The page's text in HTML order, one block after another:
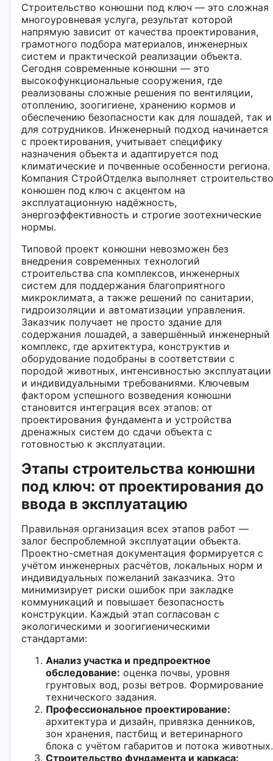
Строительство конюшни под ключ — это сложная
многоуровневая услуга, результат которой
напрямую зависит от качества проектирования,
грамотного подбора материалов, инженерных
систем и практической реализации объекта.
Сегодня современные конюшни — это
высокофункциональные сооружения, где
реализованы сложные решения по вентиляции,
отоплению, зоогигиене, хранению кормов и
обеспечению безопасности как для лошадей, так и
для сотрудников. Инженерный подход начинается
с проектирования, учитывает специфику
назначения объекта и адаптируется под
климатические и почвенные особенности региона.
Компания СтройОтделка выполняет строительство
конюшен под ключ с акцентом на
эксплуатационную надёжность,
энергоэффективность и строгие зоотехнические
нормы.
Типовой проект конюшни невозможен без
внедрения современных технологий
строительства спа комплексов, инженерных
систем для поддержания благоприятного
микроклимата, а также решений по санитарии,
гидроизоляции и автоматизации управления.
Заказчик получает не просто здание для
содержания лошадей, а завершённый инженерный
комплекс, где архитектура, конструктив и
оборудование подобраны в соответствии с
породой животных, интенсивностью эксплуатации
и индивидуальными требованиями. Ключевым
фактором успешного возведения конюшни
становится интеграция всех этапов: от
проектирования фундамента и устройства
дренажных систем до сдачи объекта с
готовностью к эксплуатации.
Этапы строительства конюшни
под ключ: от проектирования до
ввода в эксплуатацию
Правильная организация всех этапов работ —
залог беспроблемной эксплуатации объекта.
Проектно-сметная документация формируется с
учётом инженерных расчётов, локальных норм и
индивидуальных пожеланий заказчика. Это
минимизирует риски ошибок при закладке
коммуникаций и повышает безопасность
конструкции. Каждый этап согласован с
экологическими и зоогигиеническими
стандартами:
Анализ участка и предпроектное
обследование: оценка почвы, уровня
грунтовых вод, розы ветров. Формирование
технического задания.
Профессиональное проектирование:
архитектура и дизайн, привязка денников,
зон хранения, пастбищ и ветеринарного
блока с учётом габаритов и потока животных.
Строительство фундамента и каркаса: